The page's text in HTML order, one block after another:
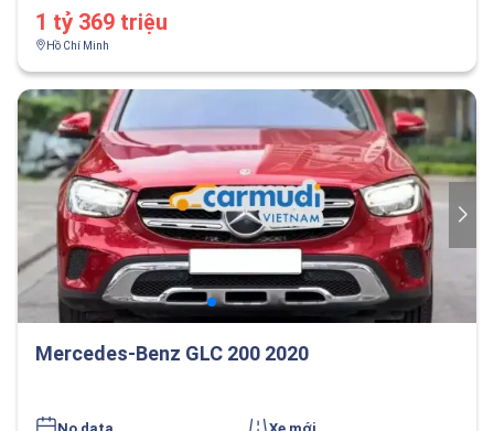
1 tỷ 369 triệu
Hồ Chí Minh
Mercedes-Benz GLC 200 2020